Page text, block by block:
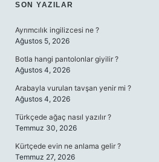
SIDEBAR
SON YAZILAR
Ayrımcılık ingilizcesi ne ?
Ağustos 5, 2026
Botla hangi pantolonlar giyilir ?
Ağustos 4, 2026
Arabayla vurulan tavşan yenir mi ?
Ağustos 4, 2026
Türkçede ağaç nasıl yazılır ?
Temmuz 30, 2026
Kürtçede evin ne anlama gelir ?
Temmuz 27, 2026